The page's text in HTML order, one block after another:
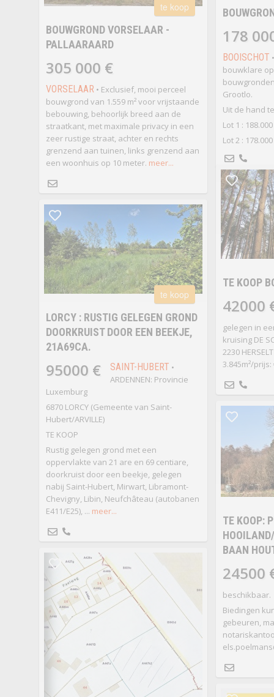
te koop
BOUWGROND VORSELAAR -
PALLAARAARD
305 000 €
VORSELAAR• Exclusief, mooi perceel
bouwgrond van 1.559 m² voor vrijstaande
bebouwing, behoorlijk breed aan de
straatkant, met maximale privacy in een
zeer rustige straat, achter en rechts
grenzend aan tuinen, links grenzend aan
een woonhuis op 10 meter. meer...
178
BOOISCHOT
bouwklare
Grootlo.
Uit de hand
Lot 1 : 188.000
Lot 2 : 178.000
TE KOOP
42000
gelegen in
kruising DE
2230
3.845m²/prijs:
te koop
LORCY : RUSTIG GELEGEN GROND
DOORKRUIST DOOR EEN BEEKJE,
21A69CA.
95000 € SAINT-HUBERT •
ARDENNEN: Provincie
Luxemburg
6870 LORCY (Gemeente van Saint-
Hubert/ARVILLE)
TE KOOP
Rustig gelegen grond met een
oppervlakte van 21 are en 69 centiare,
doorkruist door een beekje, gelegen
nabij Saint-Hubert, Mirwart, Libramont-
Chevigny, Libin, Neufchâteau (autobanen
E411/E25), ... meer...
TE KOOP:
BAAN
24500
beschikbaar.
Biedingen
gebeuren,